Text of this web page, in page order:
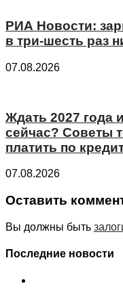
РИА Новости:
в три-шесть раз
07.08.2026
Ждать 2027 года
сейчас? Советы
платить по
07.08.2026
Оставить
Вы должны быть
Последние новости